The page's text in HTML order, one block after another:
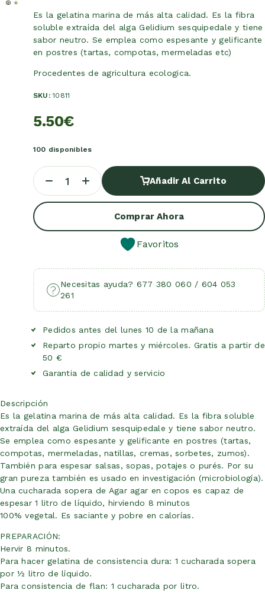
Es la gelatina marina de más alta calidad. Es la fibra
soluble extraída del alga Gelidium sesquipedale y tiene
sabor neutro. Se emplea como espesante y gelificante
en postres (tartas, compotas, mermeladas etc)
Procedentes de agricultura ecologica.
SKU:10811
5.50€
100 disponibles
Añadir Al Carrito
Comprar Ahora
Favoritos
Necesitas ayuda? 677 380 060 / 604 053
261
Pedidos antes del lunes 10 de la mañana
Reparto propio martes y miércoles. Gratis a partir de
50 €
Garantia de calidad y servicio
Descripción
Es la gelatina marina de más alta calidad. Es la fibra soluble
extraída del alga Gelidium sesquipedale y tiene sabor neutro.
Se emplea como espesante y gelificante en postres (tartas,
compotas, mermeladas, natillas, cremas, sorbetes, zumos).
También para espesar salsas, sopas, potajes o purés. Por su
gran pureza también es usado en investigación (microbiología).
Una cucharada sopera de Agar agar en copos es capaz de
espesar 1 litro de líquido, hirviendo 8 minutos
100% vegetal. Es saciante y pobre en calorías.
PREPARACIÓN:
Hervir 8 minutos.
Para hacer gelatina de consistencia dura: 1 cucharada sopera
por ½ litro de líquido.
Para consistencia de flan: 1 cucharada por litro.